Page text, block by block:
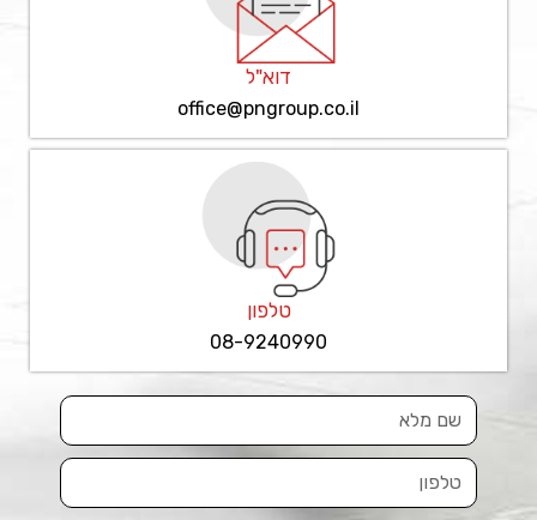
דוא"ל
office@pngroup.co.il
טלפון
08-9240990